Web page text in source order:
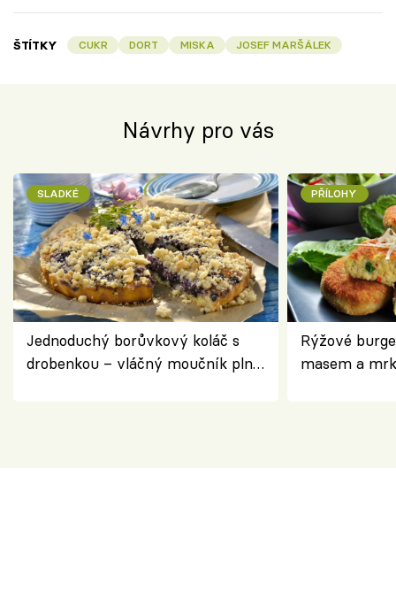
ŠTÍTKY CUKR DORT MISKA JOSEF MARŠÁLEK
Návrhy pro vás
SLADKÉ
Jednoduchý borůvkový koláč s
drobenkou – vláčný moučník plný
PŘÍLOHY
Rýžové
masem a